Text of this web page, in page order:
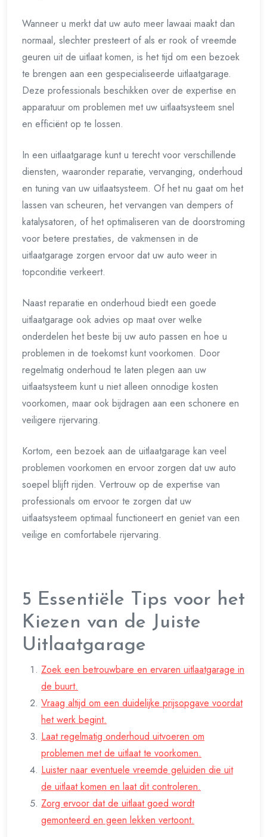
Wanneer u merkt dat uw auto meer lawaai maakt dan
normaal, slechter presteert of als er rook of vreemde
geuren uit de uitlaat komen, is het tijd om een bezoek
te brengen aan een gespecialiseerde uitlaatgarage.
Deze professionals beschikken over de expertise en
apparatuur om problemen met uw uitlaatsysteem snel
en efficiënt op te lossen.
In een uitlaatgarage kunt u terecht voor verschillende
diensten, waaronder reparatie, vervanging, onderhoud
en tuning van uw uitlaatsysteem. Of het nu gaat om het
lassen van scheuren, het vervangen van dempers of
katalysatoren, of het optimaliseren van de doorstroming
voor betere prestaties, de vakmensen in de
uitlaatgarage zorgen ervoor dat uw auto weer in
topconditie verkeert.
Naast reparatie en onderhoud biedt een goede
uitlaatgarage ook advies op maat over welke
onderdelen het beste bij uw auto passen en hoe u
problemen in de toekomst kunt voorkomen. Door
regelmatig onderhoud te laten plegen aan uw
uitlaatsysteem kunt u niet alleen onnodige kosten
voorkomen, maar ook bijdragen aan een schonere en
veiligere rijervaring.
Kortom, een bezoek aan de uitlaatgarage kan veel
problemen voorkomen en ervoor zorgen dat uw auto
soepel blijft rijden. Vertrouw op de expertise van
professionals om ervoor te zorgen dat uw
uitlaatsysteem optimaal functioneert en geniet van een
veilige en comfortabele rijervaring.
5 Essentiële Tips voor het
Kiezen van de Juiste
Uitlaatgarage
Zoek een betrouwbare en ervaren uitlaatgarage in
de buurt.
Vraag altijd om een duidelijke prijsopgave voordat
het werk begint.
Laat regelmatig onderhoud uitvoeren om
problemen met de uitlaat te voorkomen.
Luister naar eventuele vreemde geluiden die uit
de uitlaat komen en laat dit controleren.
Zorg ervoor dat de uitlaat goed wordt
gemonteerd en geen lekken vertoont.